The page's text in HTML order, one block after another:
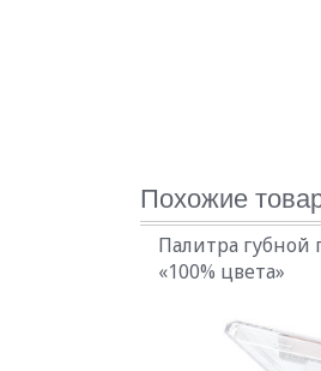
Похожие
Палитра
«100% цвета»